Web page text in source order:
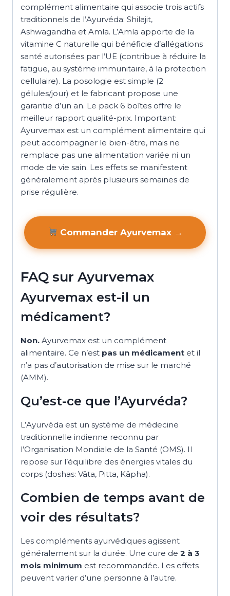
complément alimentaire qui associe trois actifs
traditionnels de l’Ayurvéda: Shilajit,
Ashwagandha et Amla. L’Amla apporte de la
vitamine C naturelle qui bénéficie d’allégations
santé autorisées par l’UE (contribue à réduire la
fatigue, au système immunitaire, à la protection
cellulaire). La posologie est simple (2
gélules/jour) et le fabricant propose une
garantie d’un an. Le pack 6 boîtes offre le
meilleur rapport qualité-prix. Important:
Ayurvemax est un complément alimentaire qui
peut accompagner le bien-être, mais ne
remplace pas une alimentation variée ni un
mode de vie sain. Les effets se manifestent
généralement après plusieurs semaines de
prise régulière.
Commander Ayurvemax →
FAQ sur Ayurvemax
Ayurvemax est-il un
médicament?
Non. Ayurvemax est un complément
alimentaire. Ce n’est pas un médicament et il
n’a pas d’autorisation de mise sur le marché
(AMM).
Qu’est-ce que l’Ayurvéda?
L’Ayurvéda est un système de médecine
traditionnelle indienne reconnu par
l’Organisation Mondiale de la Santé (OMS). Il
repose sur l’équilibre des énergies vitales du
corps (doshas: Vâta, Pitta, Kâpha).
Combien de temps avant de
voir des résultats?
Les compléments ayurvédiques agissent
généralement sur la durée. Une cure de 2 à 3
mois minimum est recommandée. Les effets
peuvent varier d’une personne à l’autre.